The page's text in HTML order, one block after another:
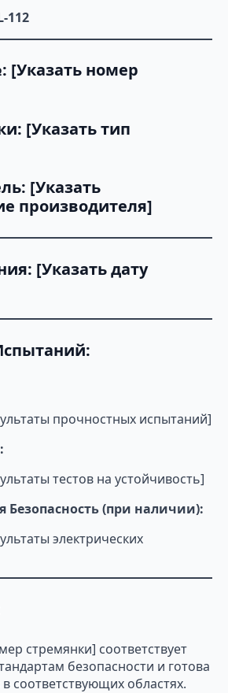
112
[Указать номер
[Указать тип
[Указать
производителя]
[Указать дату
прочностных испытаний]
тестов на устойчивость]
Безопасность (при наличии):
электрических
стремянки] соответствует
безопасности и готова
соответствующих областях.